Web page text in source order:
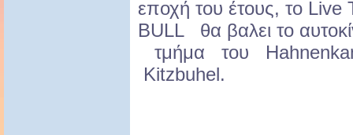
εποχή του έτους, το Live
BULL θα βαλει το
τμήμα του
Kitzbuhel.